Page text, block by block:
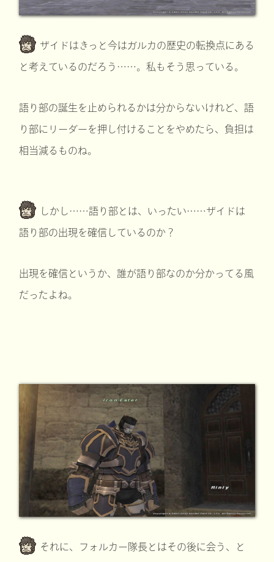
ザイドはきっと今はガルカの歴史の転換点にある
と考えているのだろう……。私もそう思っている。
語り部の誕生を止められるかは分からないけれど、語
り部にリーダーを押し付けることをやめたら、負担は
相当減るものね。
しかし……語り部とは、いったい……ザイドは
語り部の出現を確信しているのか？
出現を確信というか、誰が語り部なのか分かってる風
だったよね。
それに、フォルカー隊長とはその後に会う、と